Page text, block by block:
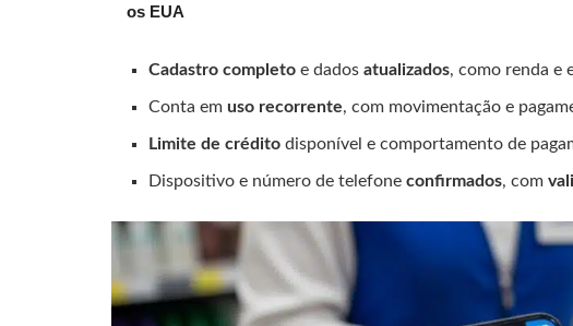
os EUA
Cadastro completo e dadosatualizados, como renda e
Conta em uso recorrente, com movimentação e
Limite de crédito disponível e comportamento de
Dispositivo e número de telefoneconfirmados, com